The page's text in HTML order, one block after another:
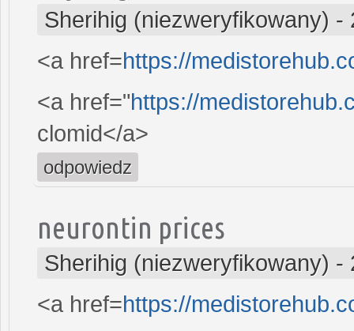
Sherihig (niezweryfikowany) -
<a href=https://
<a href="https://
clomid</a>
odpowiedz
neurontin prices
Sherihig (niezweryfikowany) -
<a href=https://